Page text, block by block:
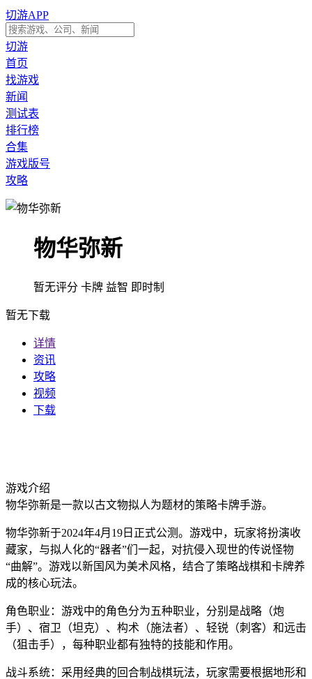
切游APP
切游
首页
找游戏
新闻
测试表
排行榜
合集
游戏版号
攻略
物华弥新
暂无评分 卡牌 益智 即时制
暂无下载
详情
资讯
攻略
视频
下载
游戏介绍
物华弥新是一款以古文物拟人为题材的策略卡牌手游。
物华弥新于2024年4月19日正式公测。游戏中，玩家将扮演收
藏家，与拟人化的“器者”们一起，对抗侵入现世的传说怪物
“曲解”。游戏以新国风为美术风格，结合了策略战棋和卡牌养
成的核心玩法。
角色职业：游戏中的角色分为五种职业，分别是战略（炮
手）、宿卫（坦克）、构术（施法者）、轻锐（刺客）和远击
（狙击手），每种职业都有独特的技能和作用。
战斗系统：采用经典的回合制战棋玩法，玩家需要根据地形和